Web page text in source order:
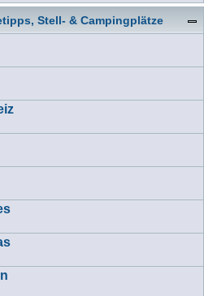
Stell- & Campingplätze